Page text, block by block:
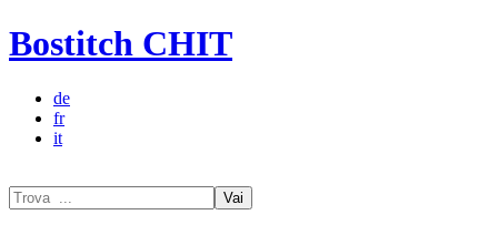
Bostitch CHIT
de
fr
it
Vai